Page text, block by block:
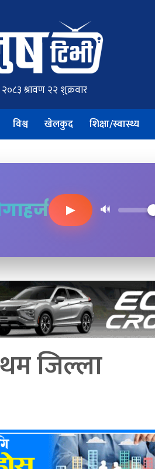
विश्व खेलकुद शिक्षा/स्वास्थ्य
▶ 🔊
जिल्ला